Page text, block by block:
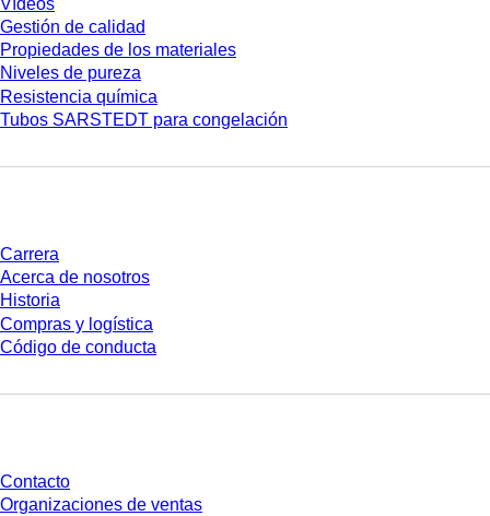
Gestión de calidad
Propiedades de los materiales
Niveles de pureza
Resistencia química
Tubos SARSTEDT para congelación
Carrera
Acerca de nosotros
Historia
Compras y logística
Código de conducta
Contacto
Organizaciones de ventas